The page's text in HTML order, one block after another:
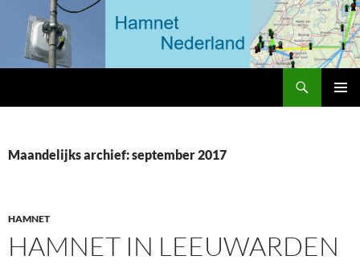
inhoud
Maandelijks archief: september 2017
HAMNET
HAMNET IN LEEUWARDEN